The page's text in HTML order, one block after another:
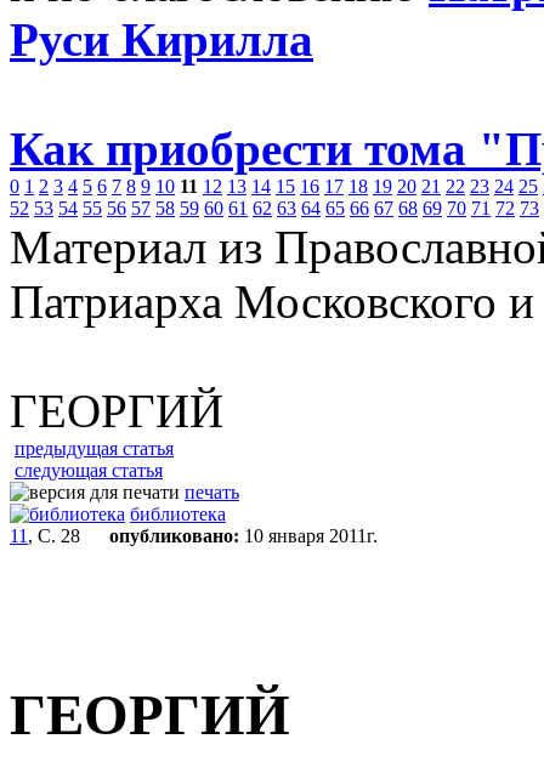
Руси Кирилла
Как приобрести тома
0 1 2 3 4 5 6 7 8 9 10 11 12 13 14 15 16 17 18 19 20 21 22 23 24 25
52 53 54 55 56 57 58 59 60 61 62 63 64 65 66 67 68 69 70 71 72 73
Материал из
Патриарха Московского
ГЕОРГИЙ
предыдущая статья
следующая статья
печать
библиотека
11 , С. 28 опубликовано: 10 января 2011г.
ГЕОРГИЙ